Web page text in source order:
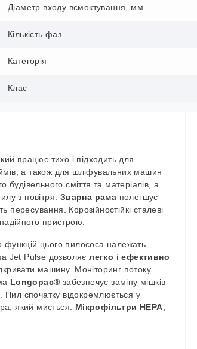
Діаметр входу всмоктування, мм
Кількість фаз
Категорія
Клас
працює тихо і підходить для
а також для шліфувальних машин
будівельного сміття та матеріалів, а
з повітря. Зварна рама полегшує
Корозійностійкі сталеві
пристрою.
функцій цього пилососа належать
Jet Pulse дозволяєлегко і ефективно
машину. Моніторинг потоку
Longopac® забезпечує заміну мішків
спочатку відокремлюється у
який миється Мікрофільтри HEPA